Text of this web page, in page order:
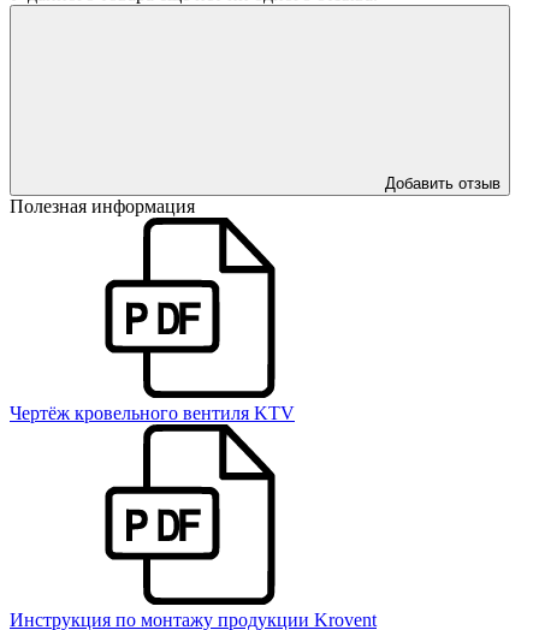
Добавить отзыв
Полезная информация
Чертёж кровельного вентиля KTV
Инструкция по монтажу продукции Krovent